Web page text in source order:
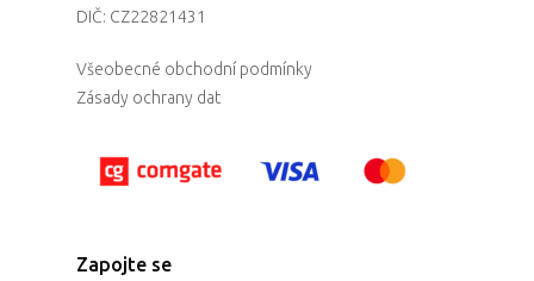
DIČ: CZ22821431
Všeobecné obchodní podmínky
Zásady ochrany dat
Zapojte se